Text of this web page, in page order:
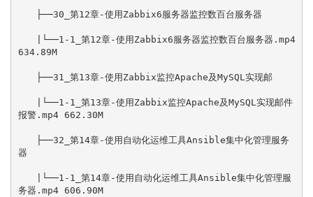
├──30_第12章-使用Zabbix6服务器监控数百台服务器
|└──1-1_第12章-使用Zabbix6服务器监控数百台服务器.mp4
634.89M
├──31_第13章-使用Zabbix监控Apache及MySQL实现邮
|└──1-1_第13章-使用Zabbix监控Apache及MySQL实现邮件
报警.mp4 662.30M
├──32_第14章-使用自动化运维工具Ansible集中化管理服务
器
|└──1-1_第14章-使用自动化运维工具Ansible集中化管理服
务器.mp4 606.90M